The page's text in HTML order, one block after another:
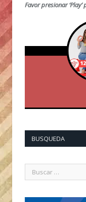
Favor presionar
BUSQUEDA